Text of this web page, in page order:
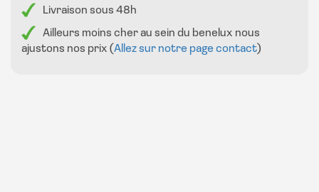
Livraison sous 48h
Ailleurs moins cher au sein du benelux nous
ajustons nos prix (Allez sur notre page contact)